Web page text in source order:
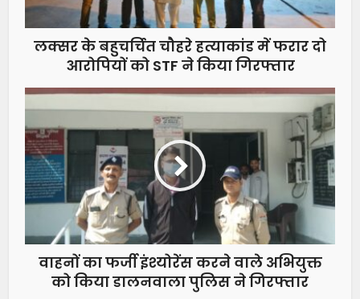
लक्सर के बहुचर्चित चौहरे हत्याकांड में फरार दो
आरोपियों को STF ने किया गिरफ्तार
वाहनों का फर्जी इंश्योरेंस करने वाले अभियुक्त
को किया डालनवाला पुलिस ने गिरफ्तार